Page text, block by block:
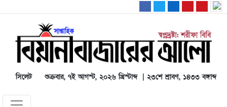
সিলেট শুক্রবার, ৭ই আগস্ট, ২০২৬ খ্রিস্টাব্দ | ২৩শে শ্রাবণ, ১৪৩৩ বঙ্গাব্দ